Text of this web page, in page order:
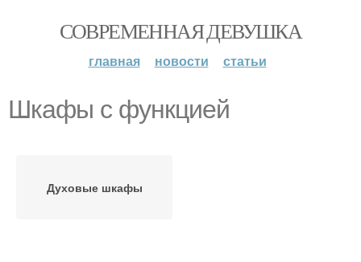
СОВРЕМЕННАЯ ДЕВУШКА
главная новости статьи
Шкафы с функцией
Духовые шкафы